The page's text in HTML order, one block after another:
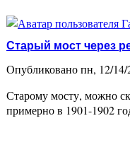
Старый мост через
Опубликовано пн, 12/14/
Старому мосту, можно
примерно в 1901-1902